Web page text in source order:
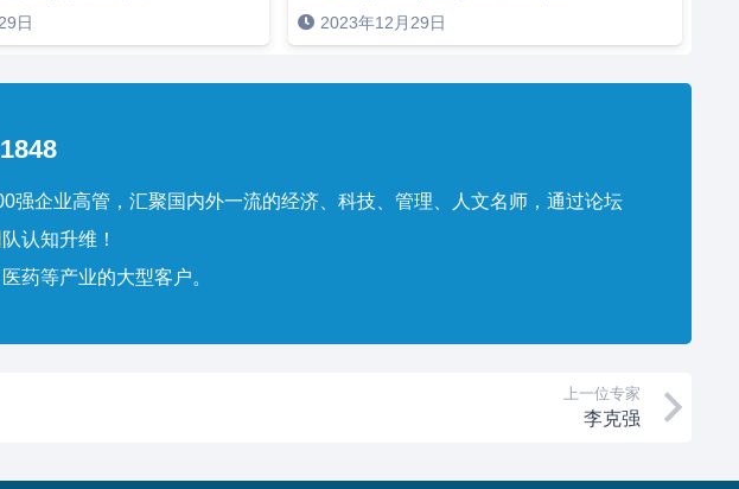
日 2023年12月29日
企业高管，汇聚国内外一流的经济、科技、管理、人文名师，通过论坛
认知升维！
药等产业的大型客户。
上一位专家
李克强